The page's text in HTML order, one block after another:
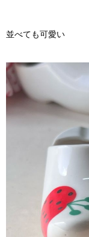
並べても可愛い